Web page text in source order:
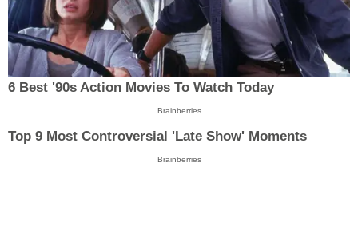
6 Best '90s Action Movies To Watch Today
Brainberries
Top 9 Most Controversial 'Late Show' Moments
Brainberries